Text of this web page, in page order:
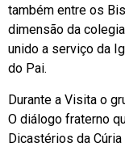
também entre os
dimensão da
unido a serviço da
do Pai.
Durante a Visita o
O diálogo fraterno
Dicastérios da